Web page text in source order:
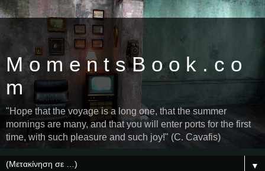
M o m e n t s B o o k . c o
m
"Hope that the voyage is a long one, that the summer
mornings are many, and that you will enter ports for the first
time, with such pleasure and such joy!" (C. Cavafis)
▼